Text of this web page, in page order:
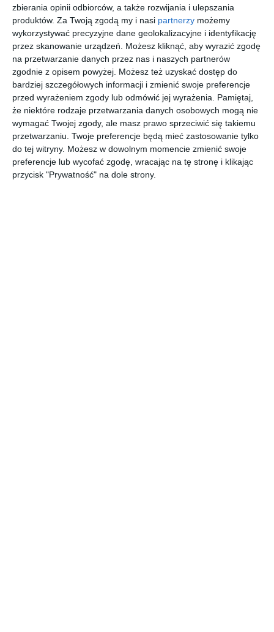
zbierania opinii odbiorców, a także rozwijania i ulepszania
produktów. Za Twoją zgodą my i nasi partnerzy możemy
wykorzystywać precyzyjne dane geolokalizacyjne i identyfikację
przez skanowanie urządzeń. Możesz kliknąć, aby wyrazić zgodę
na przetwarzanie danych przez nas i naszych partnerów
zgodnie z opisem powyżej. Możesz też uzyskać dostęp do
bardziej szczegółowych informacji i zmienić swoje preferencje
przed wyrażeniem zgody lub odmówić jej wyrażenia.
Pamiętaj,
że niektóre rodzaje przetwarzania danych osobowych mogą nie
wymagać Twojej zgody, ale masz prawo sprzeciwić się takiemu
przetwarzaniu. Twoje preferencje będą mieć zastosowanie tylko
do tej witryny. Możesz w dowolnym momencie zmienić swoje
preferencje lub wycofać zgodę, wracając na tę stronę i klikając
przycisk "Prywatność" na dole strony.
pudrowania - świata zwykłych ludzi, którzy walczą o przetrwanie
w piekle codzienności, uwikłanych w polityczno-gospodarcze
przemiany. To także przejmująca pieśń upiorów o nieustannym
gubieniu, utratach, przemijalności, zerwanych więziach,
straconych złudzeniach, rozczarowaniach.
Luiza Stachura, ~Owarinai Yume~
,,Powściągliwie polityczna, głęboko ludzką opowieść o domu,
stracie i kosztach rozwoju kraju".
,,Kirkus Reviews"
,,Wspomnienia z przeszłości, które snuje Min-u, stopniowo
przeradzają się w medytację na temat osobistej